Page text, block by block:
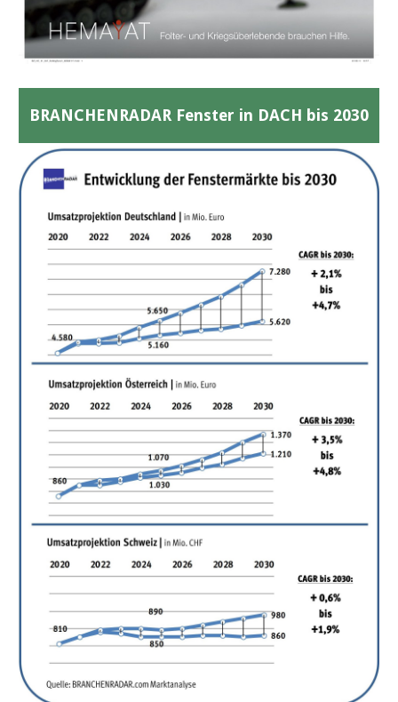
BRANCHENRADAR Fenster in DACH bis 2030